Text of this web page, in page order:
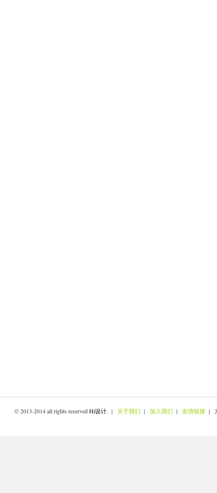
© 2013-2014 all rights reservedHi设计. | 关于我们 | 加入我们 | 友情链接 |